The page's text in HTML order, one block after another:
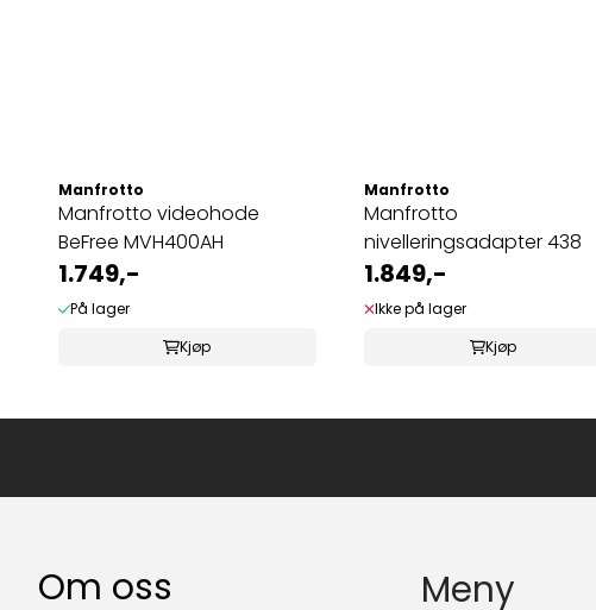
Manfrotto
Manfrotto videohode
BeFree MVH400AH
1.749,-
På lager
Kjøp
Manfrotto
Manfrotto
nivelleringsadapter 438
1.849,-
Ikke på lager
Kjøp
Om oss Meny